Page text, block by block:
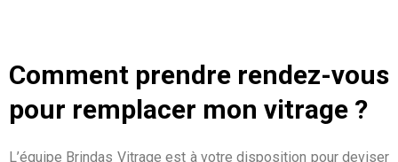
Comment prendre rendez-vous
pour remplacer mon vitrage ?
L’équipe Brindas Vitrage est à votre disposition pour deviser